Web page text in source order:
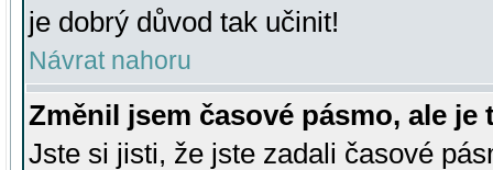
je dobrý důvod tak učinit!
Návrat nahoru
Změnil jsem časové pásmo, ale je
Jste si jisti, že jste zadali časové